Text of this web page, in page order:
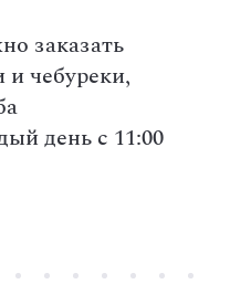
заказать
чебуреки,
день с 11:00